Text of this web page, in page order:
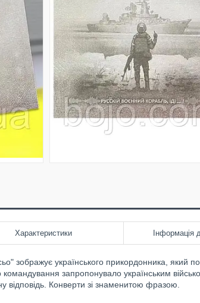
Характеристики Інформація
зображує українського прикордонника, який
запропонувало українським
відповідь. Конверти зі знаменитою фразою.